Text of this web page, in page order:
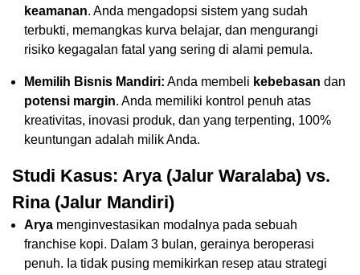
keamanan. Anda mengadopsi sistem yang sudah
terbukti, memangkas kurva belajar, dan mengurangi
risiko kegagalan fatal yang sering di alami pemula.
Memilih Bisnis Mandiri: Anda membeli kebebasan dan
potensi margin. Anda memiliki kontrol penuh atas
kreativitas, inovasi produk, dan yang terpenting, 100%
keuntungan adalah milik Anda.
Studi Kasus: Arya (Jalur Waralaba) vs.
Rina (Jalur Mandiri)
Arya menginvestasikan modalnya pada sebuah
franchise kopi. Dalam 3 bulan, gerainya beroperasi
penuh. Ia tidak pusing memikirkan resep atau strategi